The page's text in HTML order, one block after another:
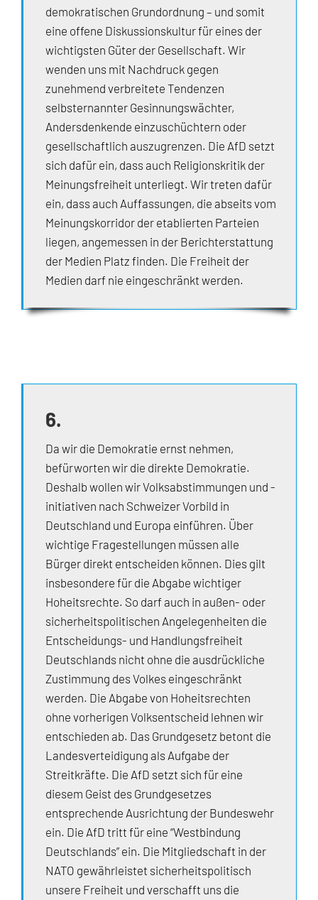
demokratischen Grundordnung – und somit
eine offene Diskussionskultur für eines der
wichtigsten Güter der Gesellschaft. Wir
wenden uns mit Nachdruck gegen
zunehmend verbreitete Tendenzen
selbsternannter Gesinnungswächter,
Andersdenkende einzuschüchtern oder
gesellschaftlich auszugrenzen. Die AfD setzt
sich dafür ein, dass auch Religionskritik der
Meinungsfreiheit unterliegt. Wir treten dafür
ein, dass auch Auffassungen, die abseits vom
Meinungskorridor der etablierten Parteien
liegen, angemessen in der Berichterstattung
der Medien Platz finden. Die Freiheit der
Medien darf nie eingeschränkt werden.
6.
Da wir die Demokratie ernst nehmen,
befürworten wir die direkte Demokratie.
Deshalb wollen wir Volksabstimmungen und -
initiativen nach Schweizer Vorbild in
Deutschland und Europa einführen. Über
wichtige Fragestellungen müssen alle
Bürger direkt entscheiden können. Dies gilt
insbesondere für die Abgabe wichtiger
Hoheitsrechte. So darf auch in außen- oder
sicherheitspolitischen Angelegenheiten die
Entscheidungs- und Handlungsfreiheit
Deutschlands nicht ohne die ausdrückliche
Zustimmung des Volkes eingeschränkt
werden. Die Abgabe von Hoheitsrechten
ohne vorherigen Volksentscheid lehnen wir
entschieden ab. Das Grundgesetz betont die
Landesverteidigung als Aufgabe der
Streitkräfte. Die AfD setzt sich für eine
diesem Geist des Grundgesetzes
entsprechende Ausrichtung der Bundeswehr
ein. Die AfD tritt für eine “Westbindung
Deutschlands” ein. Die Mitgliedschaft in der
NATO gewährleistet sicherheitspolitisch
unsere Freiheit und verschafft uns die